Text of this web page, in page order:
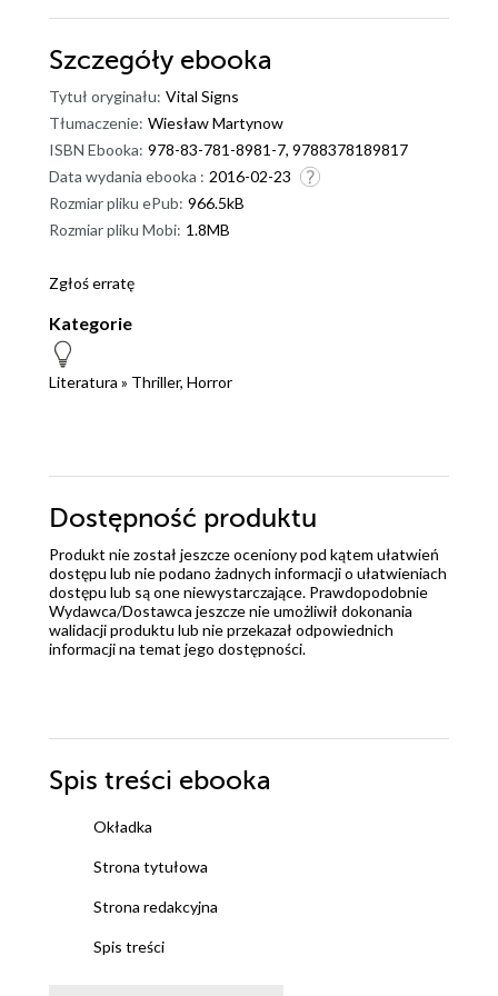
Szczegóły ebooka
Tytuł oryginału: Vital Signs
Tłumaczenie: Wiesław Martynow
ISBN Ebooka: 978-83-781-8981-7, 9788378189817
Data wydania ebooka : 2016-02-23
Rozmiar pliku ePub: 966.5kB
Rozmiar pliku Mobi: 1.8MB
Zgłoś erratę
Kategorie
Literatura » Thriller, Horror
Dostępność produktu
Produkt nie został jeszcze oceniony pod kątem ułatwień
dostępu lub nie podano żadnych informacji o ułatwieniach
dostępu lub są one niewystarczające. Prawdopodobnie
Wydawca/Dostawca jeszcze nie umożliwił dokonania
walidacji produktu lub nie przekazał odpowiednich
informacji na temat jego dostępności.
Spis treści ebooka
Okładka
Strona tytułowa
Strona redakcyjna
Spis treści